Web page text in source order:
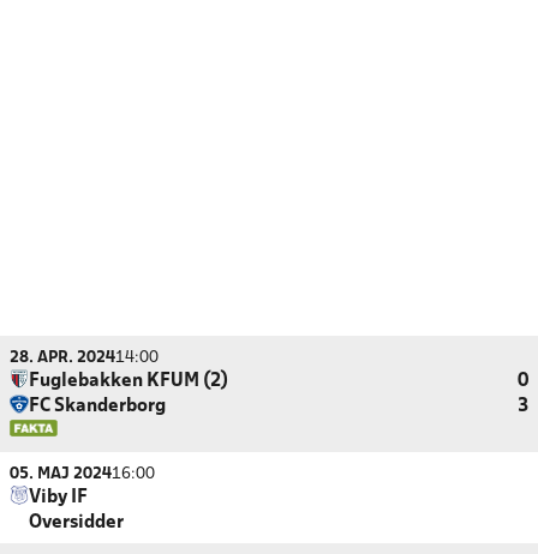
28. APR. 202414:00
Fuglebakken KFUM (2)
0
FC Skanderborg
3
05. MAJ 202416:00
Viby IF
Oversidder